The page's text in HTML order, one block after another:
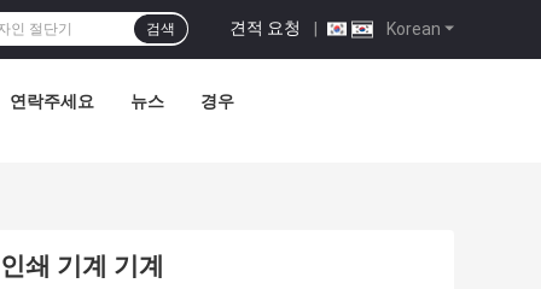
Korean
견적 요청 |
검색
연락주세요 뉴스 경우
쇄 기계 기계